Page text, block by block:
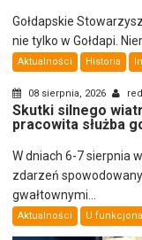
Gołdapskie
nie tylko w Gołdapi.
Aktualności Historia
08 sierpnia, 2026
Skutki silnego
pracowita służba
W dniach 6-7 sierpnia
zdarzeń
gwałtownymi...
Aktualności U